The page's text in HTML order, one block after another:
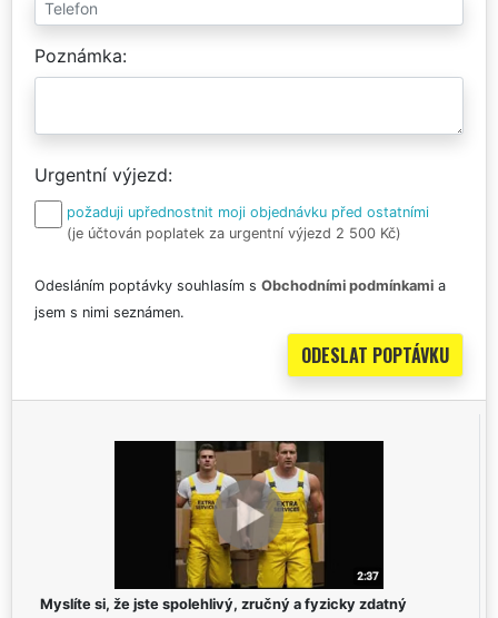
Poznámka
Urgentní výjezd
požaduji upřednostnit moji objednávku před ostatními
(je účtován poplatek za urgentní výjezd 2 500 Kč)
Odesláním poptávky souhlasím s Obchodními podmínkami a
jsem s nimi seznámen.
Myslíte si, že jste spolehlivý, zručný a fyzicky zdatný